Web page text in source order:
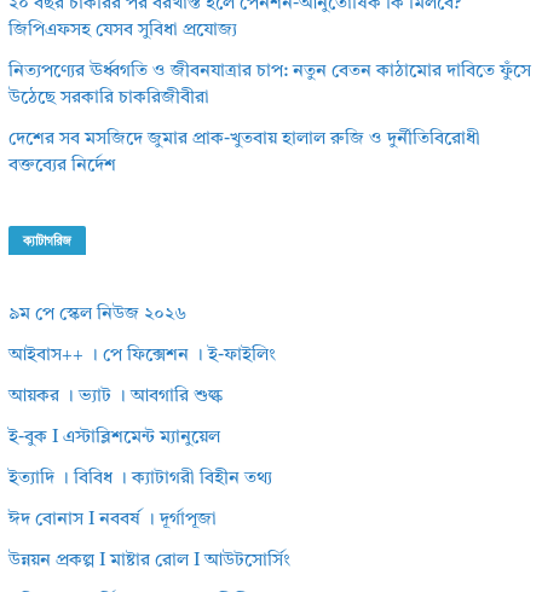
২০ বছর চাকরির পর বরখাস্ত হলে পেনশন-আনুতোষিক কি মিলবে?
জিপিএফসহ যেসব সুবিধা প্রযোজ্য
নিত্যপণ্যের ঊর্ধ্বগতি ও জীবনযাত্রার চাপ: নতুন বেতন কাঠামোর দাবিতে ফুঁসে
উঠেছে সরকারি চাকরিজীবীরা
দেশের সব মসজিদে জুমার প্রাক-খুতবায় হালাল রুজি ও দুর্নীতিবিরোধী
বক্তব্যের নির্দেশ
ক্যাটাগরিজ
৯ম পে স্কেল নিউজ ২০২৬
আইবাস++ । পে ফিক্সেশন । ই-ফাইলিং
আয়কর । ভ্যাট । আবগারি শুল্ক
ই-বুক I এস্টাব্লিশমেন্ট ম্যানুয়েল
ইত্যাদি । বিবিধ । ক্যাটাগরী বিহীন তথ্য
ঈদ বোনাস I নববর্ষ । দূর্গাপূজা
উন্নয়ন প্রকল্প I মাষ্টার রোল I আউটসোর্সিং